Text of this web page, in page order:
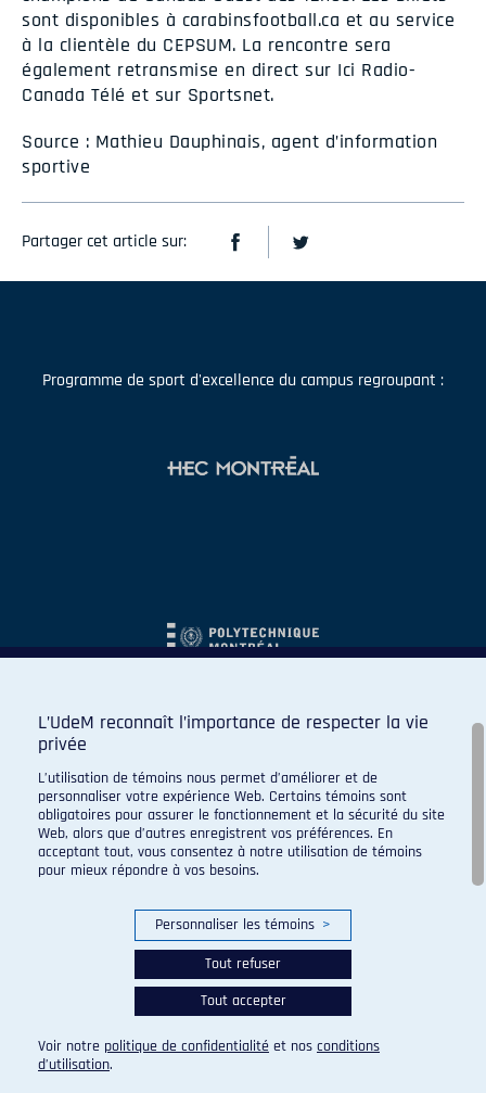
sont disponibles à carabinsfootball.ca et au service
à la clientèle du CEPSUM. La rencontre sera
également retransmise en direct sur Ici Radio-
Canada Télé et sur Sportsnet.
Source : Mathieu Dauphinais, agent d’information
sportive
Partager cet article sur:
Programme de sport d'excellence du campus regroupant :
© 2026 Carabins de l'Université de Montréal. Tous droits
réservés.
Paramètres des témoins
L’UdeM reconnaît l’importance de respecter la vie
privée
L’utilisation de témoins nous permet d’améliorer et de
personnaliser votre expérience Web. Certains témoins sont
obligatoires pour assurer le fonctionnement et la sécurité du site
Web, alors que d’autres enregistrent vos préférences. En
acceptant tout, vous consentez à notre utilisation de témoins
pour mieux répondre à vos besoins.
Personnaliser les témoins >
Tout refuser
Tout accepter
Voir notre politique de confidentialité et nos conditions
d’utilisation.